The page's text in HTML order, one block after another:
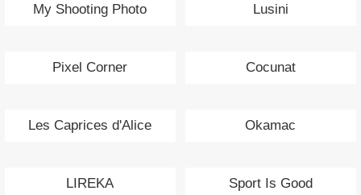
My Shooting Photo Lusini
Pixel Corner Cocunat
Les Caprices d'Alice Okamac
LIREKA Sport Is Good